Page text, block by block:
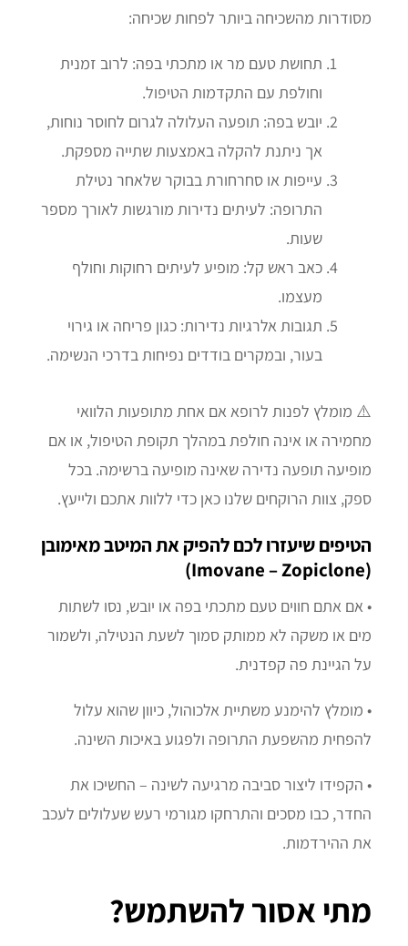
מסודרות מהשכיחה ביותר לפחות שכיחה:
תחושת טעם מר או מתכתי בפה: לרוב זמנית
וחולפת עם התקדמות הטיפול.
יובש בפה: תופעה העלולה לגרום לחוסר נוחות,
אך ניתנת להקלה באמצעות שתייה מספקת.
עייפות או סחרחורת בבוקר שלאחר נטילת
התרופה: לעיתים נדירות מורגשות לאורך מספר
שעות.
כאב ראש קל: מופיע לעיתים רחוקות וחולף
מעצמו.
תגובות אלרגיות נדירות: כגון פריחה או גירוי
בעור, ובמקרים בודדים נפיחות בדרכי הנשימה.
⚠️ מומלץ לפנות לרופא אם אחת מתופעות הלוואי
מחמירה או אינה חולפת במהלך תקופת הטיפול, או אם
מופיעה תופעה נדירה שאינה מופיעה ברשימה. בכל
ספק, צוות הרוקחים שלנו כאן כדי ללוות אתכם ולייעץ.
הטיפים שיעזרו לכם להפיק את המיטב מאימובן
• אם אתם חווים טעם מתכתי בפה או יובש, נסו לשתות
מים או משקה לא ממותק סמוך לשעת הנטילה, ולשמור
על הגיינת פה קפדנית.
• מומלץ להימנע משתיית אלכוהול, כיוון שהוא עלול
להפחית מהשפעת התרופה ולפגוע באיכות השינה.
• הקפידו ליצור סביבה מרגיעה לשינה – החשיכו את
החדר, כבו מסכים והתרחקו מגורמי רעש שעלולים לעכב
את ההירדמות.
מתי אסור להשתמש?